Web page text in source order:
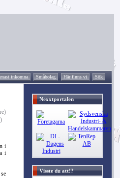
inkomna Småbolag Här finns vi Sök
i
i
Nexxtportalen
Visste du att!?